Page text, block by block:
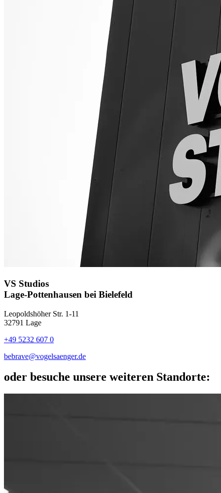
VS Studios
Lage-Pottenhausen bei Bielefeld
Leopoldshöher Str. 1-11
32791 Lage
+49 5232 607 0
bebrave@vogelsaenger.de
oder besuche unsere weiteren Standorte: